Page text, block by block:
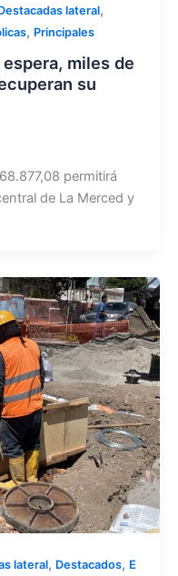
lateral,
, Principales
miles de
su
permitirá
de La Merced y
lateral, Destacados, E